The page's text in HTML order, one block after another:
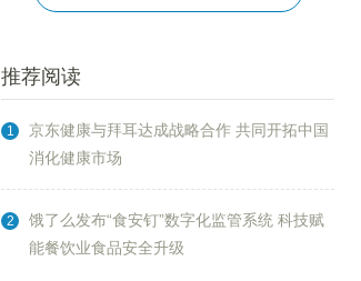
推荐阅读
1
京东健康与拜耳达成战略合作 共同开拓中国
消化健康市场
2
饿了么发布“食安钉”数字化监管系统 科技赋
能餐饮业食品安全升级